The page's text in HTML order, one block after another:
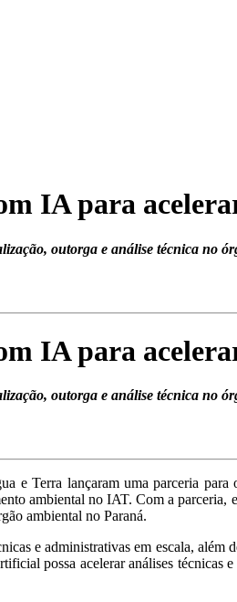
IA para
outorga e análise técnica no
IA para
outorga e análise técnica no
e Terra lançaram uma parceria
ambiental no IAT. Com a parceria,
ambiental no Paraná.
e administrativas em escala, além
possa acelerar análises técnicas e